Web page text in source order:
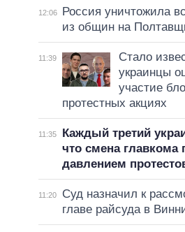
12:06
Россия уничтожила
из общин на
11:39
Стало
украинцы
участие
протестных акциях
11:35
Каждый третий
что смена главкома
давлением
11:20
Суд назначил к
главе райсуда в